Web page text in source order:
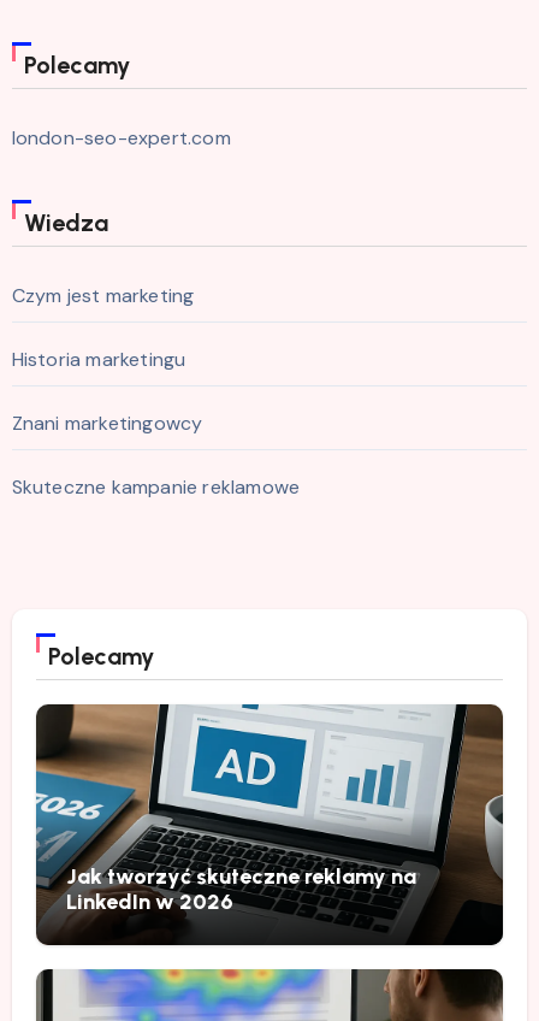
Polecamy
london-seo-expert.com
Wiedza
Czym jest marketing
Historia marketingu
Znani marketingowcy
Skuteczne kampanie reklamowe
Polecamy
Jak tworzyć skuteczne reklamy na
LinkedIn w 2026